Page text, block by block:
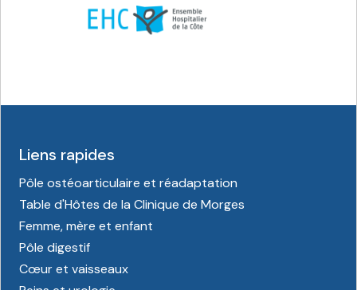
Liens rapides
Pôle ostéoarticulaire et réadaptation
Table d'Hôtes de la Clinique de Morges
Femme, mère et enfant
Pôle digestif
Cœur et vaisseaux